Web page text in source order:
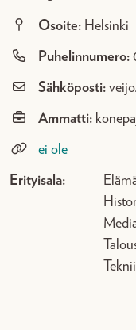
Osoite: Helsinki
Puhelinnumero:
Sähköposti:
Ammatti:
ei ole
Erityisala: